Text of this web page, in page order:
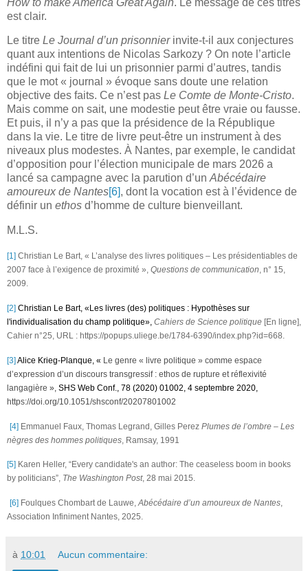
est clair.
Le titre Le Journal d’un prisonnier invite-t-il aux conjectures
quant aux intentions de Nicolas Sarkozy ? On note l’article
indéfini qui fait de lui un prisonnier parmi d’autres, tandis
que le mot « journal » évoque sans doute une relation
objective des faits. Ce n’est pas Le Comte de Monte-Cristo.
Mais comme on sait, une modestie peut être vraie ou fausse.
Et puis, il n’y a pas que la présidence de la République
dans la vie. Le titre de livre peut-être un instrument à des
niveaux plus modestes. À Nantes, par exemple, le candidat
d’opposition pour l’élection municipale de mars 2026 a
lancé sa campagne avec la parution d’un Abécédaire
amoureux de Nantes[6], dont la vocation est à l’évidence de
définir un ethos d’homme de culture bienveillant.
M.L.S.
[1] Christian Le Bart, « L’analyse des livres politiques – Les présidentiables de
2007 face à l’exigence de proximité », Questions de communication, n° 15,
2009.
[2] Christian Le Bart, «Les livres (des) politiques : Hypothèses sur
l'individualisation du champ politique», Cahiers de Science politique [En ligne],
Cahier n°25, URL : https://popups.uliege.be/1784-6390/index.php?id=668.
[3]Alice Krieg-Planque, « Le genre « livre politique » comme espace
d’expression d’un discours transgressif : ethos de rupture et réflexivité
langagière », SHS Web Conf., 78 (2020) 01002, 4 septembre 2020,
https://doi.org/10.1051/shsconf/20207801002
[4] Emmanuel Faux, Thomas Legrand, Gilles Perez Plumes de l’ombre – Les
nègres des hommes politiques , Ramsay, 1991
[5] Karen Heller, “Every candidate's an author: The ceaseless boom in books
by politicians”, The Washington Post, 28 mai 2015.
[6] Foulques Chombart de Lauwe,Abécédaire d’un amoureux de Nantes,
Association Infiniment Nantes, 2025.
à 10:01 Aucun commentaire: